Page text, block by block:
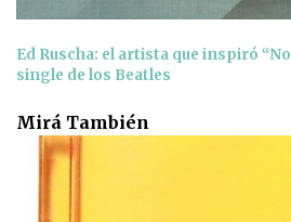
Ed Ruscha: el artista que inspiró
single de los Beatles
Mirá También